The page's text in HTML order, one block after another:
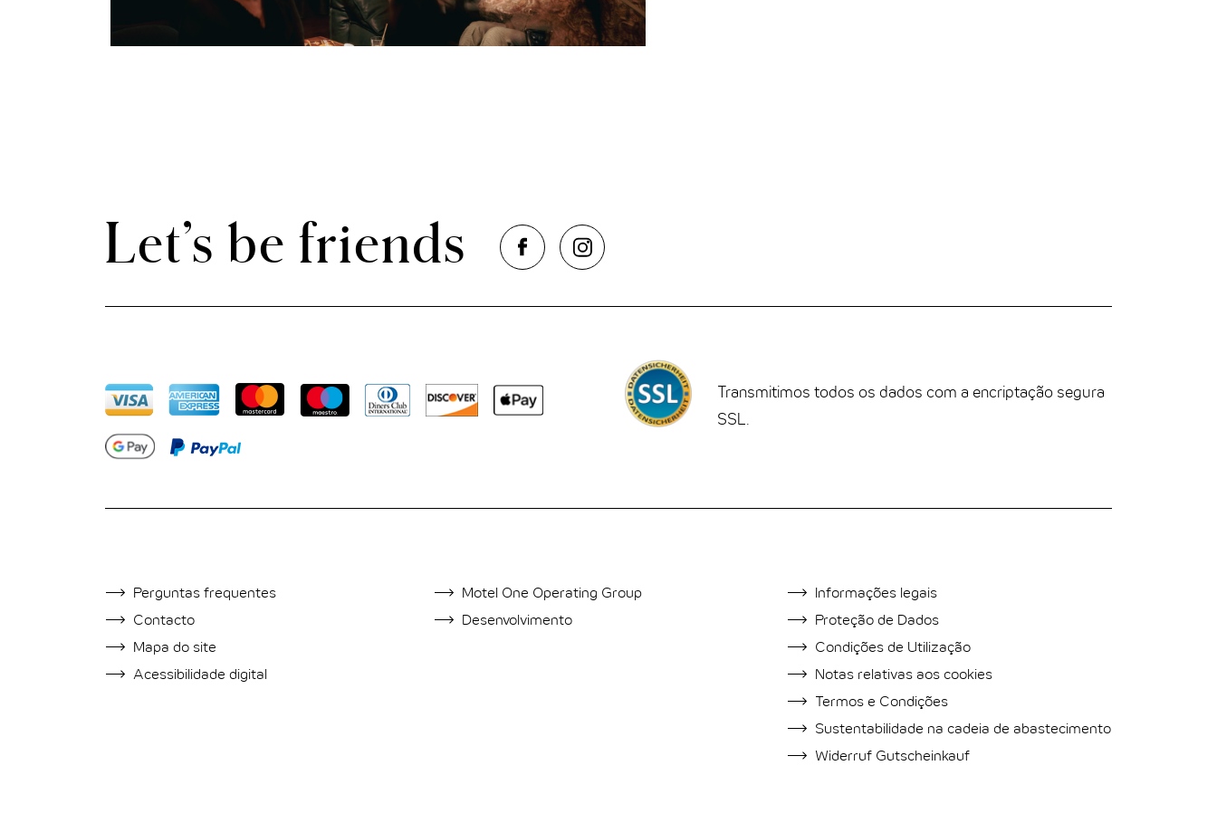
Let’s be friends
Transmitimos todos os dados com a encriptação segura
SSL.
Perguntas frequentes
Contacto
Mapa do site
Acessibilidade digital
Motel One Operating Group
Desenvolvimento
Informações legais
Proteção de Dados
Condições de Utilização
Notas relativas aos cookies
Termos e Condições
Sustentabilidade na cadeia de abastecimento
Widerruf Gutscheinkauf